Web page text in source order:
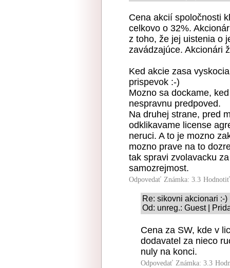
Cena akcií spoločnosti
celkovo o 32%.
z toho, že jej uistenia o
zavádzajúce. Akcionári
Ked akcie zasa
prispevok :-)
Mozno sa dockame,
nespravnu predpoved.
Na druhej strane, pred
odklikavame license
neruci. A to je mozno
mozno prave na to
tak spravi zvolavacku
samozrejmost.
Odpovedať Známka: 3.3
Re: sikovni akcionari :-)
Od: unreg.: Guest |
Cena za SW, kde v
dodavatel za nieco
nuly na konci.
Odpovedať Známka: 3.3